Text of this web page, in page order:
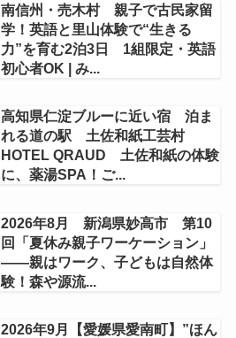
南信州・売木村 親子で古民家留
学！英語と里山体験で“生きる
力”を育む2泊3日 1組限定・英語
初心者OK | み...
高知県仁淀ブルーに近い宿 泊ま
れる道の駅 土佐和紙工芸村
HOTEL QRAUD 土佐和紙の体験
に、薬湯SPA！ご...
2026年8月 新潟県妙高市 第10
回「夏休み親子ワーケーション」
——親はワーク、子どもは自然体
験！森や源流...
2026年9月【愛媛県愛南町】”ほん